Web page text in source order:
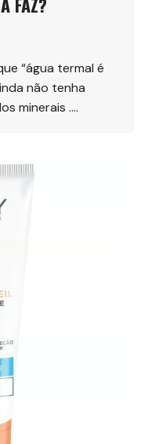
“água termal é
não tenha
minerais ….